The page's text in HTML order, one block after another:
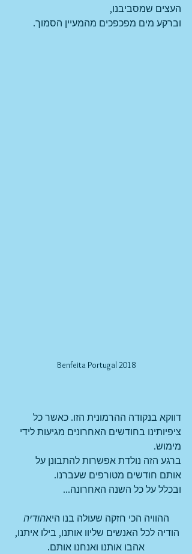
העצים שמסביבנו,
וברקע מים מפכפכים מהמעיין הסמוך.
Benfeita Portugal 2018
דווקא בנקודה ההרמונית הזו. כאשר כל
ציפיותינו בחודשים האחרונים מגיעות לידי
מימוש.
ברגע הזה נולדת אפשרות להתבונן על
אותם חודשים מטורפים שעברנו.
ובכלל על כל השנה האחרונה...
ההוויה הכי חזקה שעולה בנו היאהודיה
הודיה לכל האנשים שליוו אותנו, בילו איתנו,
אהבו אותנו ואנחנו אותם.